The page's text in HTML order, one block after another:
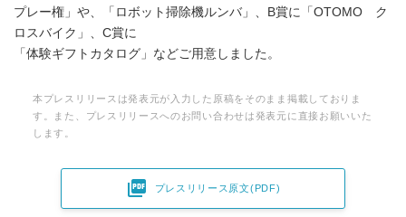
プレー権」や、「ロボット掃除機ルンバ」、B賞に「OTOMO ク
ロスバイク」、C賞に
「体験ギフトカタログ」などご用意しました。
本プレスリリースは発表元が入力した原稿をそのまま掲載しておりま
す。また、プレスリリースへのお問い合わせは発表元に直接お願いいた
します。
 プレスリリース原文(PDF)